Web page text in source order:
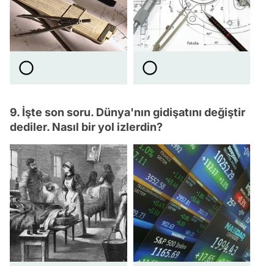
9. İşte son soru. Dünya'nın gidişatını değiştir
dediler. Nasıl bir yol izlerdin?